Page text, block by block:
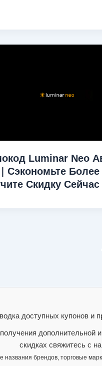
Luminar Neo
Сэкономьте Более
Скидку Сейчас
доступных купонов и
дополнительной
скидках свяжитесь с
названия брендов, торговые